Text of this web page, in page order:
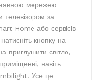
мережею
за
Home або сервісів
кнопку на
приглушити світло,
навіть
Усе це